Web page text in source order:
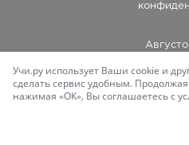
Учи.ру использует Ваши cookie и
сделать сервис удобным.
нажимая «ОК», Вы соглашаетесь с